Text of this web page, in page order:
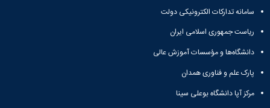
دفتر
صنعت
کارآموزی
مراکز
مرتبط
بنیاد
سامانه تدارکات الکترونیکی دولت
ریاست جمهوری اسلامی ایران
دانشگاه‌ها و مؤسسات آموزش عالی
پارک علم و فناوری همدان
مرکز آپا دانشگاه بوعلی سینا